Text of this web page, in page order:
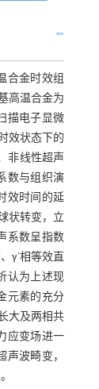
合金时效组
高温合金为
描电子显微
效状态下的
非线性超声
数与组织演
效时间的延
状转变，立
系数呈指数
γ΄相等效直
认为上述现
元素的充分
大及两相共
应变场进一
波畸变，